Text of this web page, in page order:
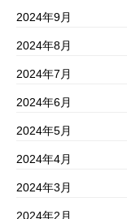
2024年9月
2024年8月
2024年7月
2024年6月
2024年5月
2024年4月
2024年3月
2024年2月